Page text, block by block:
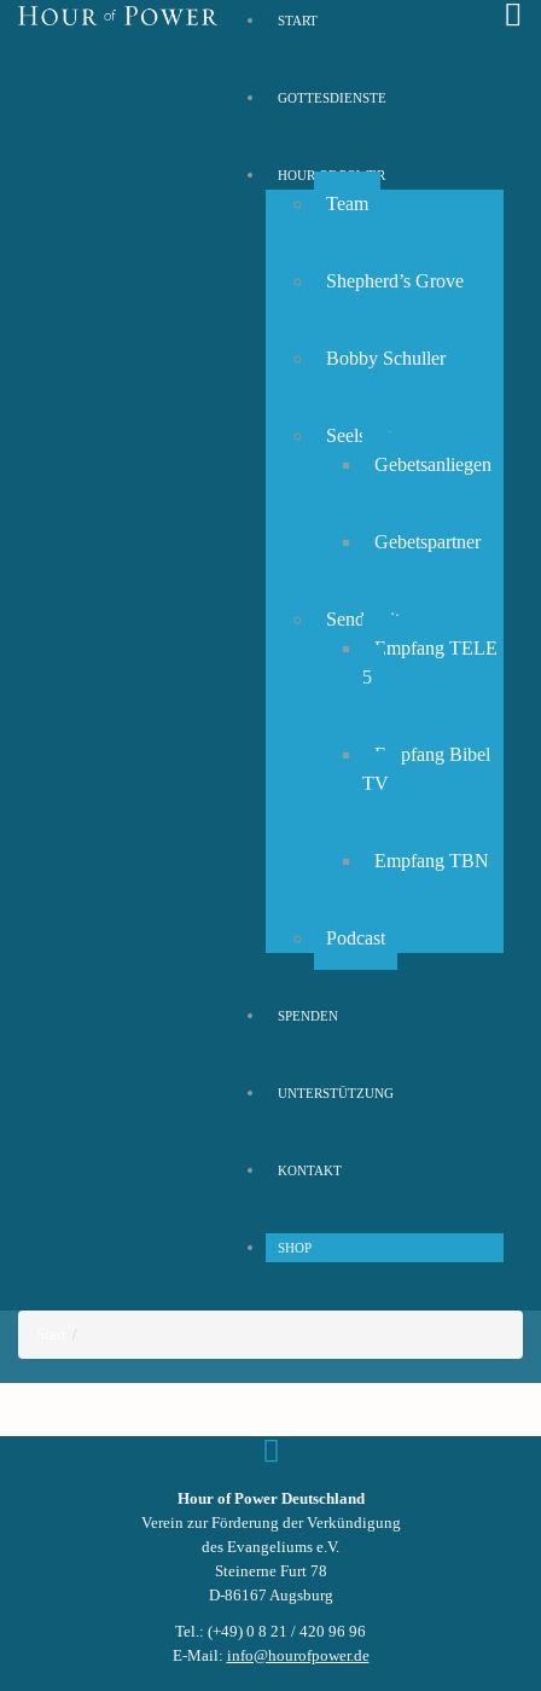
START
GOTTESDIENSTE
HOUR OF POWER
Team
Shepherd’s Grove
Bobby Schuller
Seelsorge
Gebetsanliegen
Gebetspartner
Sendezeiten
Empfang TELE
5
Empfang Bibel
TV
Empfang TBN
Podcast
SPENDEN
UNTERSTÜTZUNG
KONTAKT
SHOP
Hour of Power Deutschland
Verein zur Förderung der Verkündigung
des Evangeliums e.V.
Steinerne Furt 78
D-86167 Augsburg
Tel.: (+49) 0 8 21 / 420 96 96
E-Mail: info@hourofpower.de